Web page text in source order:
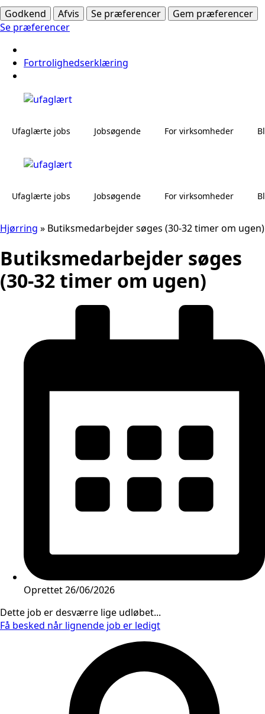
Godkend
Afvis Se præferencer
Gem præferencer
Se præferencer
Fortrolighedserklæring
Ufaglærte jobs Jobsøgende For virksomheder
Ufaglærte jobs Jobsøgende For virksomheder
Hjørring » Butiksmedarbejder søges (30-32 timer om ugen)
Butiksmedarbejder søges
(30-32 timer om ugen)
Oprettet26/06/2026
Dette job er desværre lige udløbet...
Få besked når lignende job er ledigt